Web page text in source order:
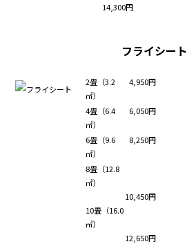
14,300円
フライシート
2畳（3.2
㎡）
4,950円
4畳（6.4
㎡）
6,050円
6畳（9.6
㎡）
8,250円
8畳（12.8
㎡）
10,450円
10畳（16.0
㎡）
12,650円